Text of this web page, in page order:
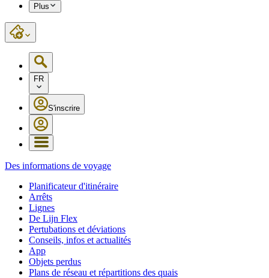
Plus
FR
S'inscrire
Des informations de voyage
Planificateur d'itinéraire
Arrêts
Lignes
De Lijn Flex
Pertubations et déviations
Conseils, infos et actualités
App
Objets perdus
Plans de réseau et répartitions des quais